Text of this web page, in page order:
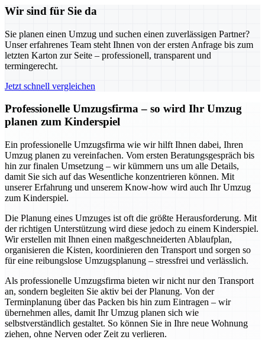
Wir sind für Sie da
Sie planen einen Umzug und suchen einen zuverlässigen Partner?
Unser erfahrenes Team steht Ihnen von der ersten Anfrage bis zum
letzten Karton zur Seite – professionell, transparent und
termingerecht.
Jetzt schnell vergleichen
Professionelle Umzugsfirma – so wird Ihr Umzug
planen zum Kinderspiel
Ein professionelle Umzugsfirma wie wir hilft Ihnen dabei, Ihren
Umzug planen zu vereinfachen. Vom ersten Beratungsgespräch bis
hin zur finalen Umsetzung – wir kümmern uns um alle Details,
damit Sie sich auf das Wesentliche konzentrieren können. Mit
unserer Erfahrung und unserem Know-how wird auch Ihr Umzug
zum Kinderspiel.
Die Planung eines Umzuges ist oft die größte Herausforderung. Mit
der richtigen Unterstützung wird diese jedoch zu einem Kinderspiel.
Wir erstellen mit Ihnen einen maßgeschneiderten Ablaufplan,
organisieren die Kisten, koordinieren den Transport und sorgen so
für eine reibungslose Umzugsplanung – stressfrei und verlässlich.
Als professionelle Umzugsfirma bieten wir nicht nur den Transport
an, sondern begleiten Sie aktiv bei der Planung. Von der
Terminplanung über das Packen bis hin zum Eintragen – wir
übernehmen alles, damit Ihr Umzug planen sich wie
selbstverständlich gestaltet. So können Sie in Ihre neue Wohnung
ziehen, ohne Nerven oder Zeit zu verlieren.